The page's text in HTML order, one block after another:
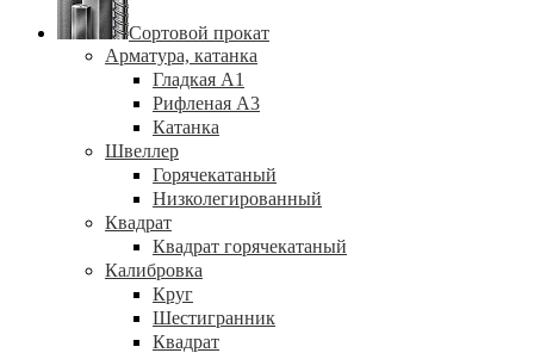
Сортовой прокат
Арматура, катанка
Гладкая А1
Рифленая А3
Катанка
Швеллер
Горячекатаный
Низколегированный
Квадрат
Квадрат горячекатаный
Калибровка
Круг
Шестигранник
Квадрат